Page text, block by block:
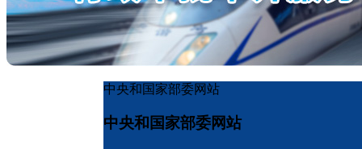
中央和国家部委网站
中央和国家部委网站